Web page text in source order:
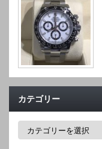
カテゴリー
カ